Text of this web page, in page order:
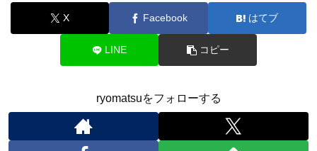
X Facebook はてブ
LINE コピー
ryomatsuをフォローする